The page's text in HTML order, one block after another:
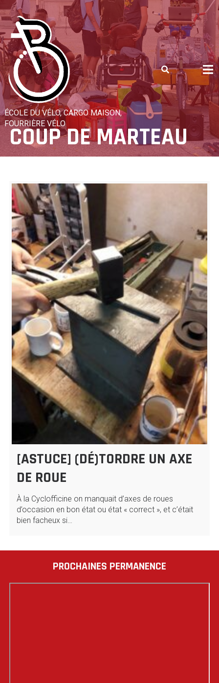
Skip
to
content
ÉCOLE DU VÉLO, CARGO MAISON,
FOURRIÈRE VÉLO
COUP DE MARTEAU
[ASTUCE] (DÉ)TORDRE UN AXE
DE ROUE
À la Cyclofficine on manquait d’axes de roues
d’occasion en bon état ou état « correct », et c’était
bien facheux si…
PROCHAINES PERMANENCE